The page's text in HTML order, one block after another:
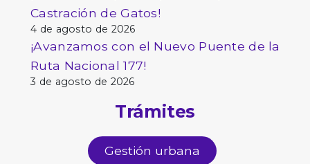
Castración de Gatos!
4 de agosto de 2026
¡Avanzamos con el Nuevo Puente de la
Ruta Nacional 177!
3 de agosto de 2026
Trámites
Gestión urbana